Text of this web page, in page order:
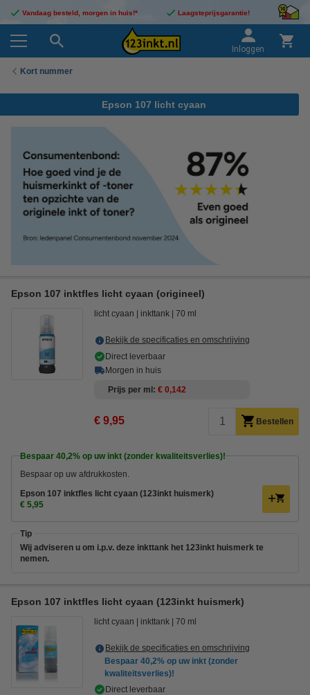
Vandaag besteld, morgen in huis!* Laagsteprijsgarantie!
Inloggen
Kort nummer
Epson 107 licht cyaan
Epson 107 inktfles licht cyaan (origineel)
licht cyaan inkttank 70 ml
Bekijk de specificaties en omschrijving
Direct leverbaar
Morgen in huis
Prijs per ml
€ 0,142
€ 9,95 Bestellen
Bespaar 40,2% op uw inkt (zonder kwaliteitsverlies)!
Bespaar op uw afdrukkosten.
Epson 107 inktfles licht cyaan (123inkt huismerk)
€ 5,95
Tip
Wij adviseren u om i.p.v. deze inkttank het 123inkt huismerk te
nemen.
Epson 107 inktfles licht cyaan (123inkt huismerk)
licht cyaan inkttank 70 ml
Bekijk de specificaties en omschrijving
Bespaar 40,2% op uw inkt (zonder
kwaliteitsverlies)!
Direct leverbaar